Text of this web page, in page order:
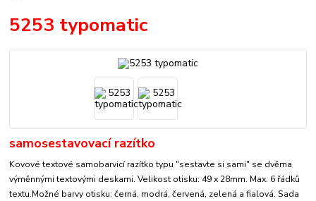
5253 typomatic
samosestavovací razítko
Kovové textové samobarvicí razítko typu "sestavte si sami" se dvěma
výměnnými textovými deskami. Velikost otisku: 49 x 28mm. Max. 6 řádků
textu.Možné barvy otisku: černá, modrá, červená, zelená a fialová. Sada